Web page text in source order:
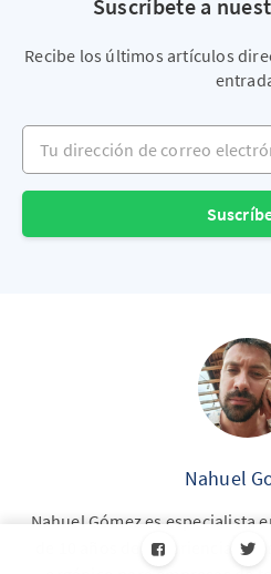
Suscríbete a
Recibe los últimos artículos
Tu dirección de correo electrónico
Nahuel
Nahuel Gómez es especialista
de 10 años de experiencia en